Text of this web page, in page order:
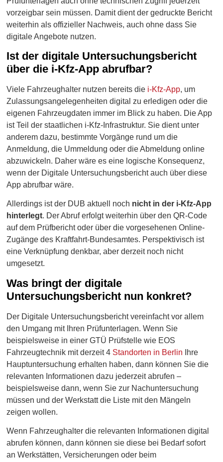
vorzeigbar sein müssen. Damit dient der gedruckte Bericht
weiterhin als offizieller Nachweis, auch ohne dass Sie
digitale Angebote nutzen.
Ist der digitale Untersuchungsbericht
über die i-Kfz-App abrufbar?
Viele Fahrzeughalter nutzen bereits die i-Kfz-App, um
Zulassungsangelegenheiten digital zu erledigen oder die
eigenen Fahrzeugdaten immer im Blick zu haben. Die App
ist Teil der staatlichen i-Kfz-Infrastruktur. Sie dient unter
anderem dazu, bestimmte Vorgänge rund um die
Anmeldung, die Ummeldung oder die Abmeldung online
abzuwickeln. Daher wäre es eine logische Konsequenz,
wenn der Digitale Untersuchungsbericht auch über diese
App abrufbar wäre.
Allerdings ist der DUB aktuell noch nicht in der i-Kfz-App
hinterlegt. Der Abruf erfolgt weiterhin über den QR-Code
auf dem Prüfbericht oder über die vorgesehenen Online-
Zugänge des Kraftfahrt-Bundesamtes. Perspektivisch ist
eine Verknüpfung denkbar, aber derzeit noch nicht
umgesetzt.
Was bringt der digitale
Untersuchungsbericht nun konkret?
Der Digitale Untersuchungsbericht vereinfacht vor allem
den Umgang mit Ihren Prüfunterlagen. Wenn Sie
beispielsweise in einer GTÜ Prüfstelle wie EOS
Fahrzeugtechnik mit derzeit 4 Standorten in Berlin Ihre
Hauptuntersuchung erhalten haben, dann können Sie die
relevanten Informationen dazu jederzeit abrufen –
beispielsweise dann, wenn Sie zur Nachuntersuchung
müssen und der Werkstatt die Liste mit den Mängeln
zeigen wollen.
Wenn Fahrzeughalter die relevanten Informationen digital
abrufen können, dann können sie diese bei Bedarf sofort
an Werkstätten, Versicherungen oder beim